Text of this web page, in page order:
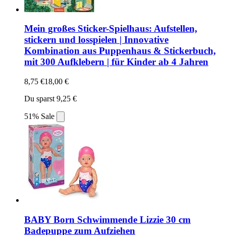
Mein großes Sticker-Spielhaus: Aufstellen,
stickern und losspielen | Innovative
Kombination aus Puppenhaus & Stickerbuch,
mit 300 Aufklebern | für Kinder ab 4 Jahren
8,75 €18,00 €
Du sparst 9,25 €
51% Sale
BABY Born Schwimmende Lizzie 30 cm
Badepuppe zum Aufziehen